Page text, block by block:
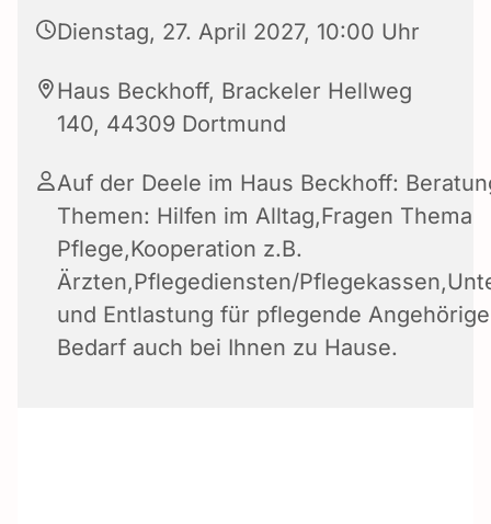
Dienstag, 27. April 2027, 10:00 Uhr
Haus Beckhoff, Brackeler Hellweg
140, 44309 Dortmund
Auf der Deele im Haus Beckhoff:
Themen: Hilfen im Alltag,Fragen Thema
Pflege,Kooperation z.B.
Ärzten,Pflegediensten/
und Entlastung für pflegende
Bedarf auch bei Ihnen zu Hause.